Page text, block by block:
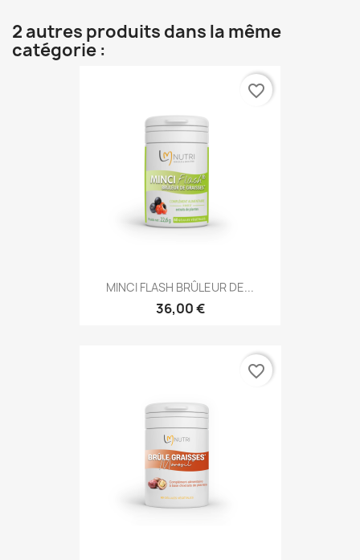
2 autres produits dans la même
catégorie :
MINCI FLASH BRÛLEUR DE...
36,00 €
favorite_border
favorite_border